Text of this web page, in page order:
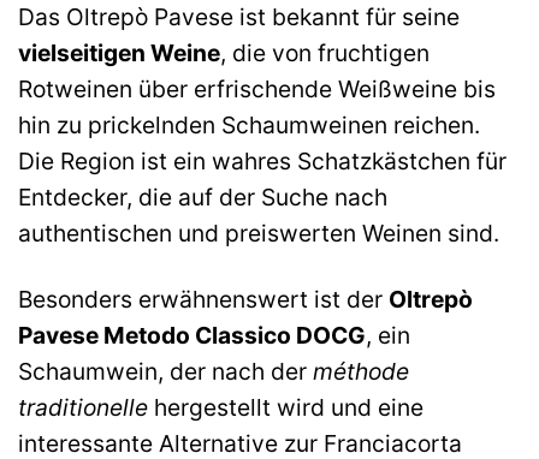
Das Oltrepò Pavese ist bekannt für seine
vielseitigen Weine, die von fruchtigen
Rotweinen über erfrischende Weißweine bis
hin zu prickelnden Schaumweinen reichen.
Die Region ist ein wahres Schatzkästchen für
Entdecker, die auf der Suche nach
authentischen und preiswerten Weinen sind.
Besonders erwähnenswert ist der Oltrepò
Pavese Metodo Classico DOCG, ein
Schaumwein, der nach der méthode
traditionelle hergestellt wird und eine
interessante Alternative zur Franciacorta